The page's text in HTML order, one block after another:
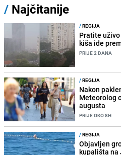
/ Najčitanije
/REGIJA
Pratite
kiša ide
PRIJE 2 DANA
/REGIJA
Nakon
Meteorolog
augusta
PRIJE OKO 8H
/REGIJA
Objavljen
kupališta na